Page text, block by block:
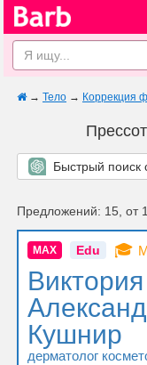
→ Тело → Коррекция
Быстрый поиск
Предложений: 15, от
MAX Edu 🎓
Виктория
Кушнир
дерматолог